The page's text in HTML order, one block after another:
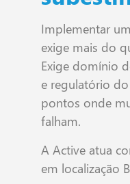
Implementar
exige mais do
Exige domínio
e regulatório
pontos onde
falham.
A Active atua
em localização